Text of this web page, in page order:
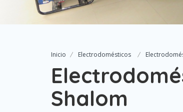
Inicio Electrodomésticos
Shalom